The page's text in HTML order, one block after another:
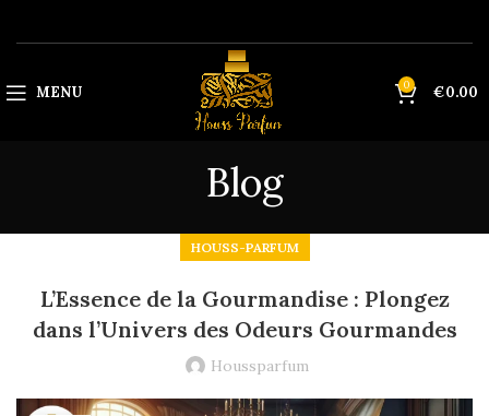
MENU 0 €0.00
Blog
HOUSS-PARFUM
L’Essence de la Gourmandise : Plongez
dans l’Univers des Odeurs Gourmandes
Houssparfum